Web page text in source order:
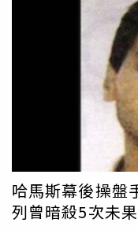
物之一，過去30多年
研發製造炸彈的技能
導，戴夫和哈尼亞死
地區領導人辛瓦爾（
哈爾（Mahmoud
（KhaledMeshaal）。
表示，陳金德2019年
16日經濟部召開會議
入園方式核准廠商進
原專案入園同意，擋
事蹟比比皆是，賴清
揭露，林金德代理宜
年11月14日，就被發
場發現有2012年填土
800平方公尺遭裁罰
策，還被抓到自己違
要」。「可以說是劣
入主公共工程委員會
哈馬斯幕後操盤
列曾暗殺5次未果